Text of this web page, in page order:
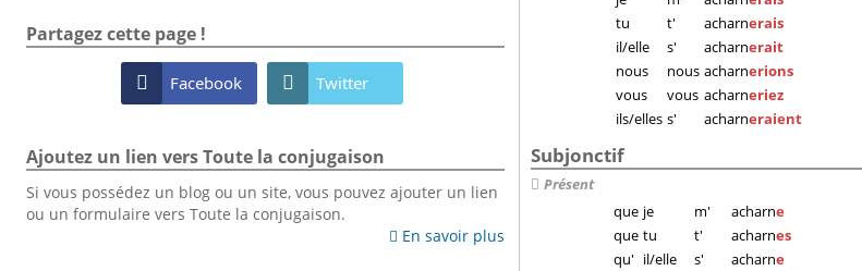
tu
t' acharnerais
il/elle
s' acharnerait
nous
nous acharnerions
vous
vous acharneriez
ils/elles s' acharneraient
Subjonctif
Présent
que je m' acharne
que tu t' acharnes
qu' il/elle s' acharne
Partagez cette page !
 Facebook  Twitter
Ajoutez un lien vers Toute la conjugaison
Si vous possédez un blog ou un site, vous pouvez ajouter un lien
ou un formulaire vers Toute la conjugaison.
 En savoir plus